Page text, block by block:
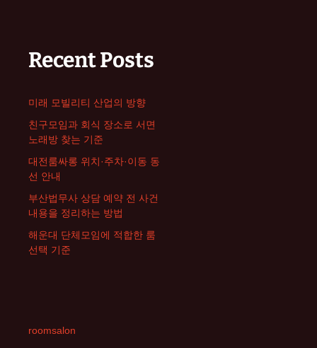
Recent Posts
미래 모빌리티 산업의 방향
친구모임과 회식 장소로 서면
노래방 찾는 기준
대전룸싸롱 위치·주차·이동 동
선 안내
부산법무사 상담 예약 전 사건
내용을 정리하는 방법
해운대 단체모임에 적합한 룸
선택 기준
roomsalon